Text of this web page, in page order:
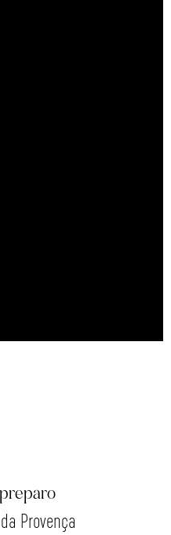
Provença